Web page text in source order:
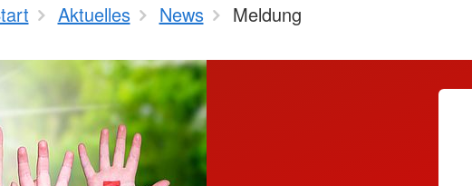
Aktuelles News Meldung